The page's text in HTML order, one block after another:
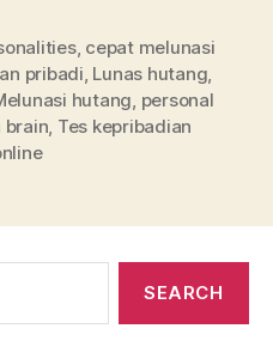
, cepat melunasi
pribadi, Lunas hutang,
hutang, personal
brain, Tes kepribadian